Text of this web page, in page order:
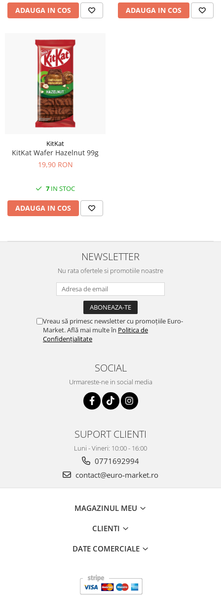
ADAUGA IN COS ADAUGA IN COS
KitKat
KitKat Wafer Hazelnut 99g
19,90 RON
7 IN STOC
ADAUGA IN COS
NEWSLETTER
Nu rata ofertele si promotiile noastre
Vreau să primesc newsletter cu promoțiile Euro-
Market. Află mai multe în Politica de
Confidențialitate
SOCIAL
Urmareste-ne in social media
SUPORT CLIENTI
Luni - Vineri: 10:00 - 16:00
0771692994
contact@euro-market.ro
MAGAZINUL MEU
CLIENTI
DATE COMERCIALE